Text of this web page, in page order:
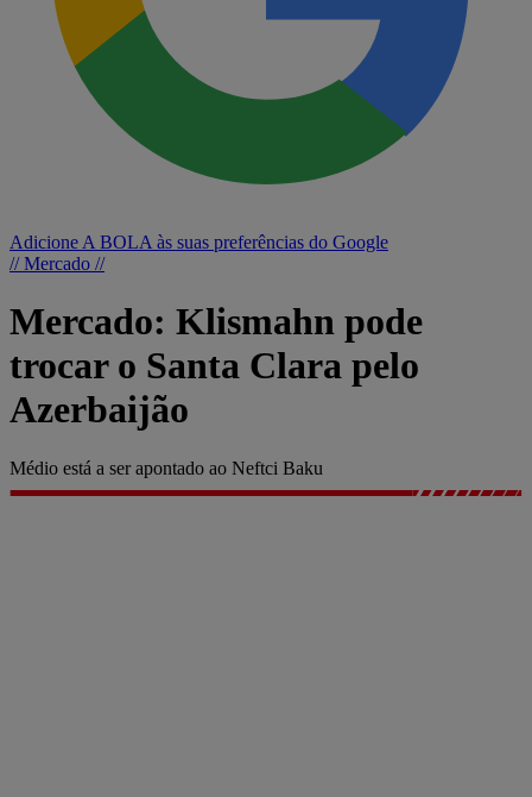
Adicione A BOLA às suas preferências do Google
// Mercado //
Mercado: Klismahn pode
trocar o Santa Clara pelo
Azerbaijão
Médio está a ser apontado ao Neftci Baku